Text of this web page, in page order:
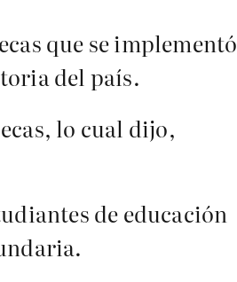
que se implementó
del país.
lo cual dijo,
de educación